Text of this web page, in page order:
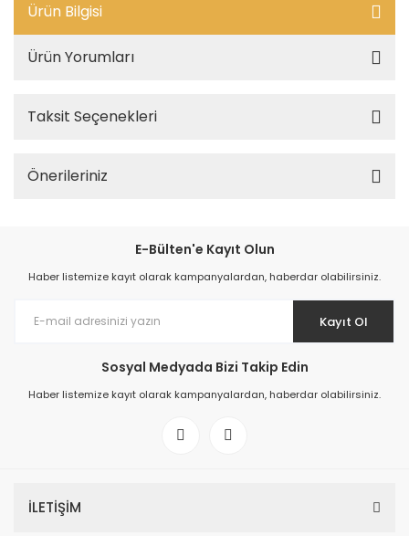
Ürün Bilgisi
Ürün Yorumları
Taksit Seçenekleri
Önerileriniz
E-Bülten'e Kayıt Olun
Haber listemize kayıt olarak kampanyalardan, haberdar olabilirsiniz.
Kayıt Ol
Sosyal Medyada Bizi Takip Edin
Haber listemize kayıt olarak kampanyalardan, haberdar olabilirsiniz.
İLETİŞİM